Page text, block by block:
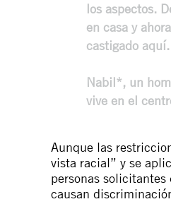
los aspectos.
en casa y
castigado aquí.
Nabil*, un
vive en el
Aunque las
vista racial” y se
personas
causan